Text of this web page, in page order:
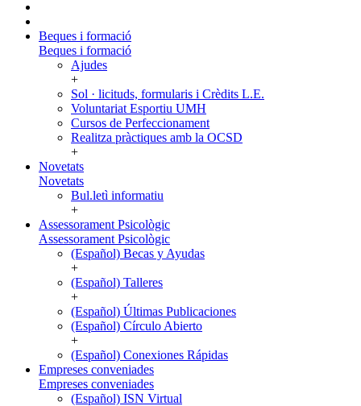
Beques i formació
Beques i formació
Ajudes
+
Sol · licituds, formularis i Crèdits L.E.
Voluntariat Esportiu UMH
Cursos de Perfeccionament
Realitza pràctiques amb la OCSD
+
Novetats
Novetats
Bul.letì informatiu
+
Assessorament Psicològic
Assessorament Psicològic
(Español) Becas y Ayudas
+
(Español) Talleres
+
(Español) Últimas Publicaciones
(Español) Círculo Abierto
+
(Español) Conexiones Rápidas
Empreses conveniades
Empreses conveniades
(Español) ISN Virtual